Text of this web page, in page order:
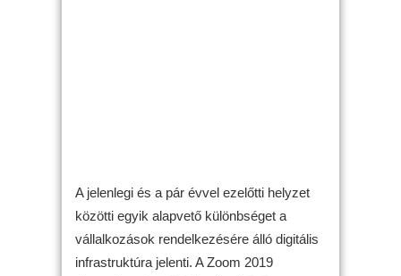
A jelenlegi és a pár évvel ezelőtti helyzet
közötti egyik alapvető különbséget a
vállalkozások rendelkezésére álló digitális
infrastruktúra jelenti. A Zoom 2019